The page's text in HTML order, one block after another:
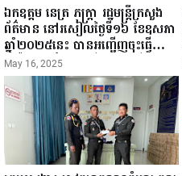
ឯកឧត្តម នេត្រ ភក្ត្រា រដ្ឋមន្ត្រីក្រសួង
ព័ត៌មាន នៅរសៀលថ្ងៃទី១៦ ខែឧសភា
ឆ្នាំ២០២៥នេះ បានអញ្ជើញចុះធ្វើ
ជំរឿនថ្នាក់ដឹកនាំមន្ត្រីរាជការស៉ីវិល នៃ
ក្រសួងព័ត៌មាន...
May 16, 2025